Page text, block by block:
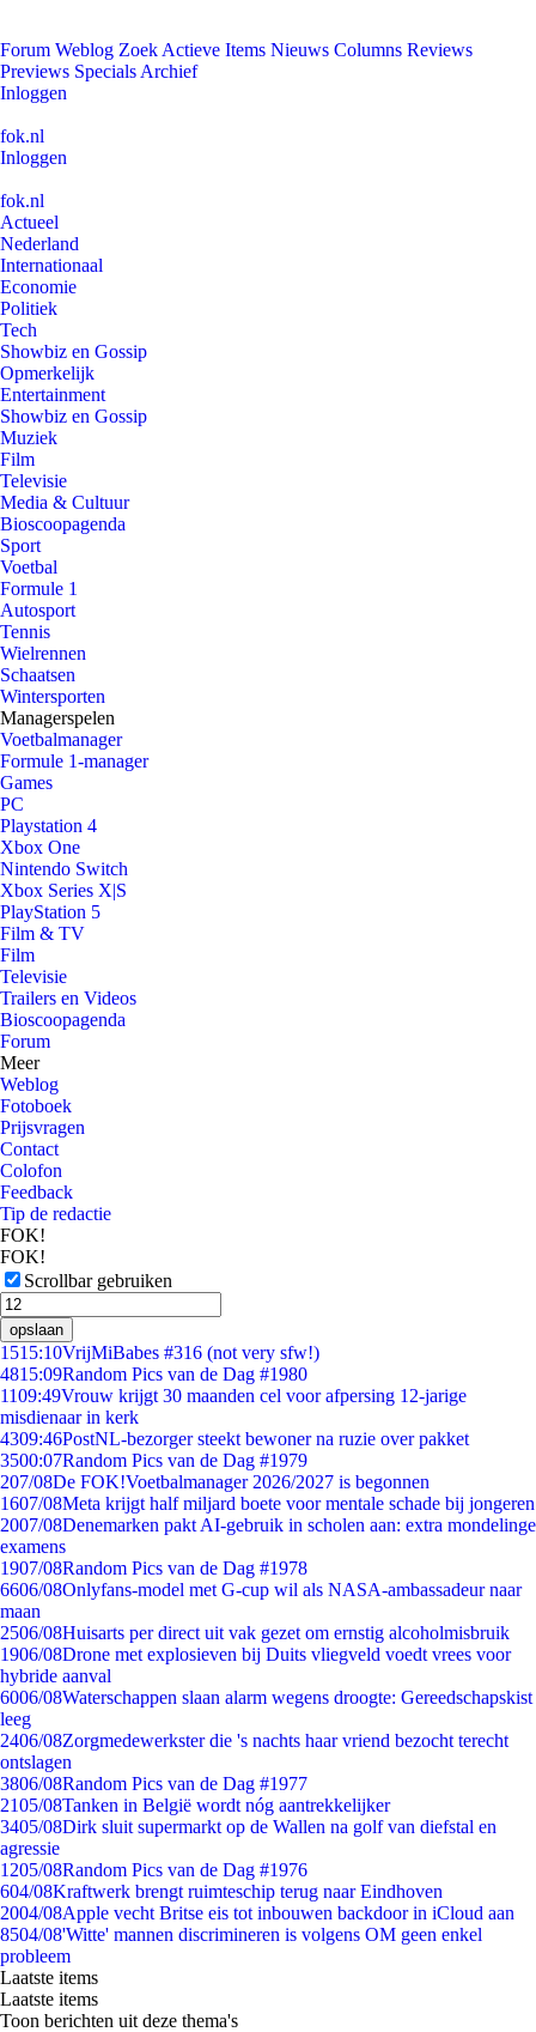
Forum Weblog Zoek Actieve Items Nieuws Columns Reviews
Previews Specials Archief
Inloggen
fok.nl
Inloggen
fok.nl
Actueel
Nederland
Internationaal
Economie
Politiek
Tech
Showbiz en Gossip
Opmerkelijk
Entertainment
Showbiz en Gossip
Muziek
Film
Televisie
Media & Cultuur
Bioscoopagenda
Sport
Voetbal
Formule 1
Autosport
Tennis
Wielrennen
Schaatsen
Wintersporten
Managerspelen
Voetbalmanager
Formule 1-manager
Games
PC
Playstation 4
Xbox One
Nintendo Switch
Xbox Series X|S
PlayStation 5
Film & TV
Film
Televisie
Trailers en Videos
Bioscoopagenda
Forum
Meer
Weblog
Fotoboek
Prijsvragen
Contact
Colofon
Feedback
Tip de redactie
FOK!
FOK!
Scrollbar gebruiken
opslaan
1515:10VrijMiBabes #316 (not very sfw!)
4815:09Random Pics van de Dag #1980
1109:49Vrouw krijgt 30 maanden cel voor afpersing 12-jarige
misdienaar in kerk
4309:46PostNL-bezorger steekt bewoner na ruzie over pakket
3500:07Random Pics van de Dag #1979
207/08De FOK!Voetbalmanager 2026/2027 is begonnen
1607/08Meta krijgt half miljard boete voor mentale schade bij jongeren
2007/08Denemarken pakt AI-gebruik in scholen aan: extra mondelinge
examens
1907/08Random Pics van de Dag #1978
6606/08Onlyfans-model met G-cup wil als NASA-ambassadeur naar
maan
2506/08Huisarts per direct uit vak gezet om ernstig alcoholmisbruik
1906/08Drone met explosieven bij Duits vliegveld voedt vrees voor
hybride aanval
6006/08Waterschappen slaan alarm wegens droogte: Gereedschapskist
leeg
2406/08Zorgmedewerkster die 's nachts haar vriend bezocht terecht
ontslagen
3806/08Random Pics van de Dag #1977
2105/08Tanken in België wordt nóg aantrekkelijker
3405/08Dirk sluit supermarkt op de Wallen na golf van diefstal en
agressie
1205/08Random Pics van de Dag #1976
604/08Kraftwerk brengt ruimteschip terug naar Eindhoven
2004/08Apple vecht Britse eis tot inbouwen backdoor in iCloud aan
8504/08'Witte' mannen discrimineren is volgens OM geen enkel
probleem
Laatste items
Laatste items
Toon berichten uit deze thema's